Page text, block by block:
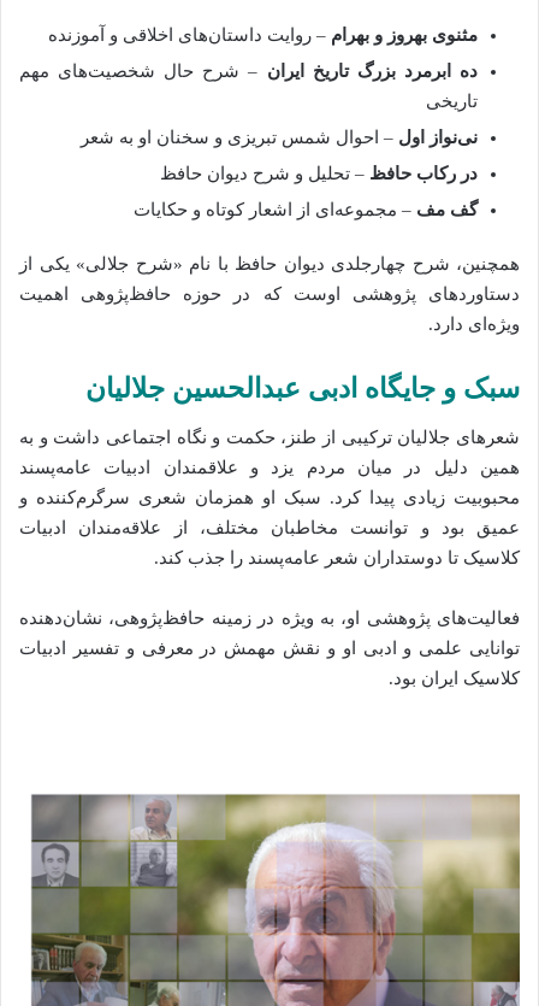
مثنوی بهروز و بهرام – روایت داستان‌های اخلاقی و آموزنده
ده ابرمرد بزرگ تاریخ ایران – شرح حال شخصیت‌های مهم
تاریخی
نی‌نواز اول – احوال شمس تبریزی و سخنان او به شعر
در رکاب حافظ – تحلیل و شرح دیوان حافظ
گف مف – مجموعه‌ای از اشعار کوتاه و حکایات
همچنین، شرح چهارجلدی دیوان حافظ با نام «شرح جلالی» یکی از
دستاوردهای پژوهشی اوست که در حوزه حافظ‌پژوهی اهمیت
ویژه‌ای دارد.
سبک و جایگاه ادبی عبدالحسین جلالیان
شعرهای جلالیان ترکیبی از طنز، حکمت و نگاه اجتماعی داشت و به
همین دلیل در میان مردم یزد و علاقمندان ادبیات عامه‌پسند
محبوبیت زیادی پیدا کرد. سبک او همزمان شعری سرگرم‌کننده و
عمیق بود و توانست مخاطبان مختلف، از علاقه‌مندان ادبیات
کلاسیک تا دوستداران شعر عامه‌پسند را جذب کند.
فعالیت‌های پژوهشی او، به ویژه در زمینه حافظ‌پژوهی، نشان‌دهنده
توانایی علمی و ادبی او و نقش مهمش در معرفی و تفسیر ادبیات
کلاسیک ایران بود.